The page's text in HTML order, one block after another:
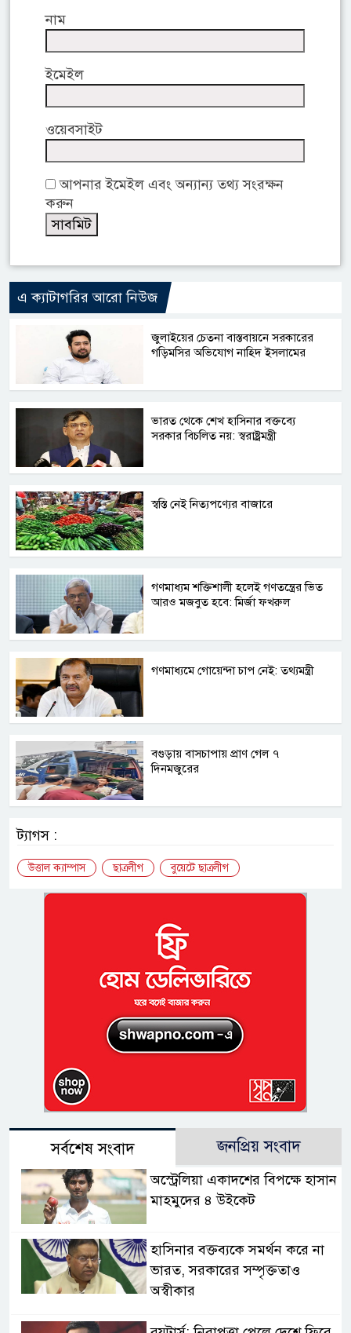
নাম
ইমেইল
ওয়েবসাইট
আপনার ইমেইল এবং অন্যান্য তথ্য সংরক্ষন
করুন
এ ক্যাটাগরির আরো নিউজ
জুলাইয়ের চেতনা বাস্তবায়নে সরকারের
গড়িমসির অভিযোগ নাহিদ ইসলামের
ভারত থেকে শেখ হাসিনার বক্তব্যে
সরকার বিচলিত নয়: স্বরাষ্ট্রমন্ত্রী
স্বস্তি নেই নিত্যপণ্যের বাজারে
গণমাধ্যম শক্তিশালী হলেই গণতন্ত্রের ভিত
আরও মজবুত হবে: মির্জা ফখরুল
গণমাধ্যমে গোয়েন্দা চাপ নেই: তথ্যমন্ত্রী
বগুড়ায় বাসচাপায় প্রাণ গেল ৭
দিনমজুরের
ট্যাগস :
উত্তাল ক্যাম্পাস ছাত্রলীগ বুয়েটে ছাত্রলীগ
সর্বশেষ সংবাদ জনপ্রিয় সংবাদ
অস্ট্রেলিয়া একাদশের বিপক্ষে হাসান
মাহমুদের ৪ উইকেট
হাসিনার বক্তব্যকে সমর্থন করে না
ভারত, সরকারের সম্পৃক্ততাও
অস্বীকার